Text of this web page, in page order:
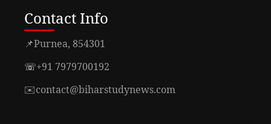
Contact Info
📌Purnea, 854301
☏+91 7979700192
✉️contact@biharstudynews.com